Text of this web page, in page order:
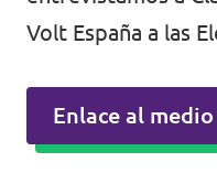
Volt España a las
Enlace al medio